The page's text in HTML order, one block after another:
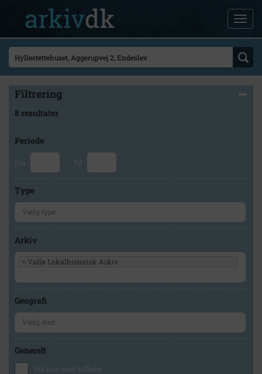
Filtrering
8 resultater
Periode
Fra Til
Type
Arkiv
× Vallø Lokalhistorisk Arkiv
Geografi
Generelt
Vis kun med billeder